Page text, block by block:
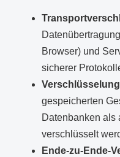
Browser) und
sicherer
gespeicherten
Datenbanken als
verschlüsselt
Ende-zu-Ende-